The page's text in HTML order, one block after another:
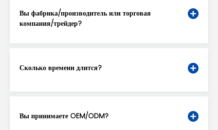
Вы фабрика/производитель или торговая
компания/трейдер?
Сколько времени длится?
Вы принимаете OEM/ODM?